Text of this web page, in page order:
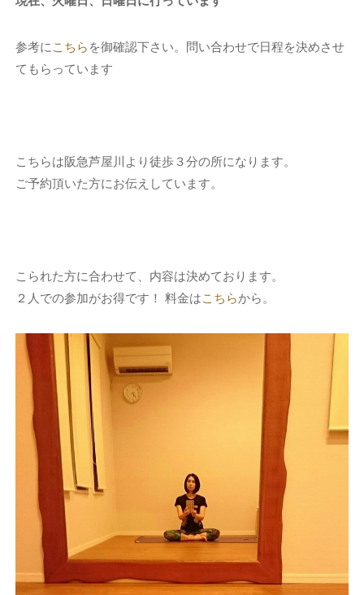
参考に こちら を御確認下さい。問い合わせで日程を決めさせ
てもらっています
こちらは阪急芦屋川より徒歩３分の所になります。
ご予約頂いた方にお伝えしています。
こられた方に合わせて、内容は決めております。
２人での参加がお得です！ 料金はこちらから。